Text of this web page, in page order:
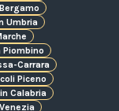
Umbria
Piombino
Carrara
Piceno
Calabria